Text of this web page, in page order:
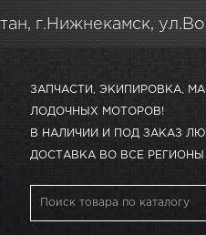
г.Нижнекамск,
ЗАПЧАСТИ, ЭКИПИРОВКА,
ЛОДОЧНЫХ МОТОРОВ!
В НАЛИЧИИ И ПОД ЗАКАЗ
ДОСТАВКА ВО ВСЕ РЕГИОНЫ